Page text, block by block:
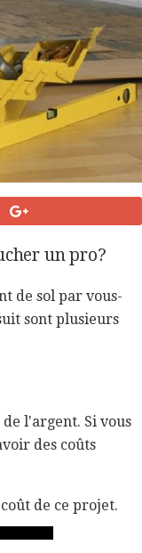
un pro?
de sol par vous-
sont plusieurs
l'argent. Si vous
des coûts
de ce projet.